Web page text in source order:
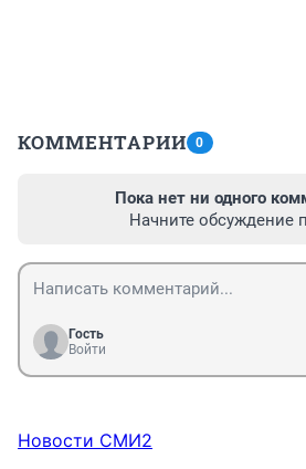
КОММЕНТАРИИ 0
Пока нет ни одного
Начните обсуждение
Гость
Войти
Новости СМИ2